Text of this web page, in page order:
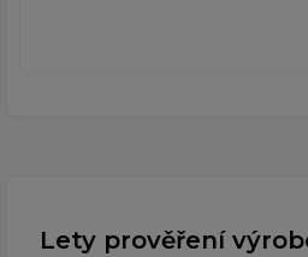
Lety prověření